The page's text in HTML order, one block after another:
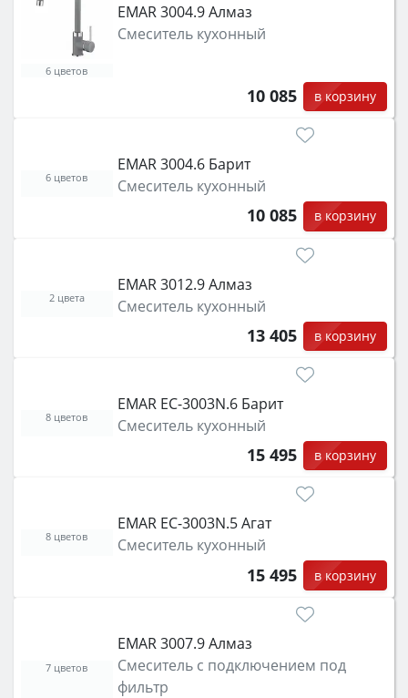
EMAR 3004.9 Алмаз
Смеситель кухонный
10 085 в корзину
6 цветов
EMAR 3004.6 Барит
Смеситель кухонный
10 085 в корзину
6 цветов
EMAR 3012.9 Алмаз
Смеситель кухонный
13 405 в корзину
2 цвета
EMAR EC-3003N.6 Барит
Смеситель кухонный
15 495 в корзину
8 цветов
EMAR EC-3003N.5 Агат
Смеситель кухонный
15 495 в корзину
8 цветов
EMAR 3007.9 Алмаз
Смеситель с подключением под
фильтр
7 цветов